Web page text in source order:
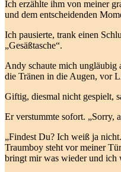
Ich erzählte ihm von meiner
und dem entscheidenden
Ich pausierte, trank einen
„Gesäßtasche“.
Andy schaute mich ungläubig
die Tränen in die Augen, vor
Giftig, diesmal nicht gespielt,
Er verstummte sofort. „Sorry,
„Findest Du? Ich weiß ja
Traumboy steht vor meiner
bringt mir was wieder und ich